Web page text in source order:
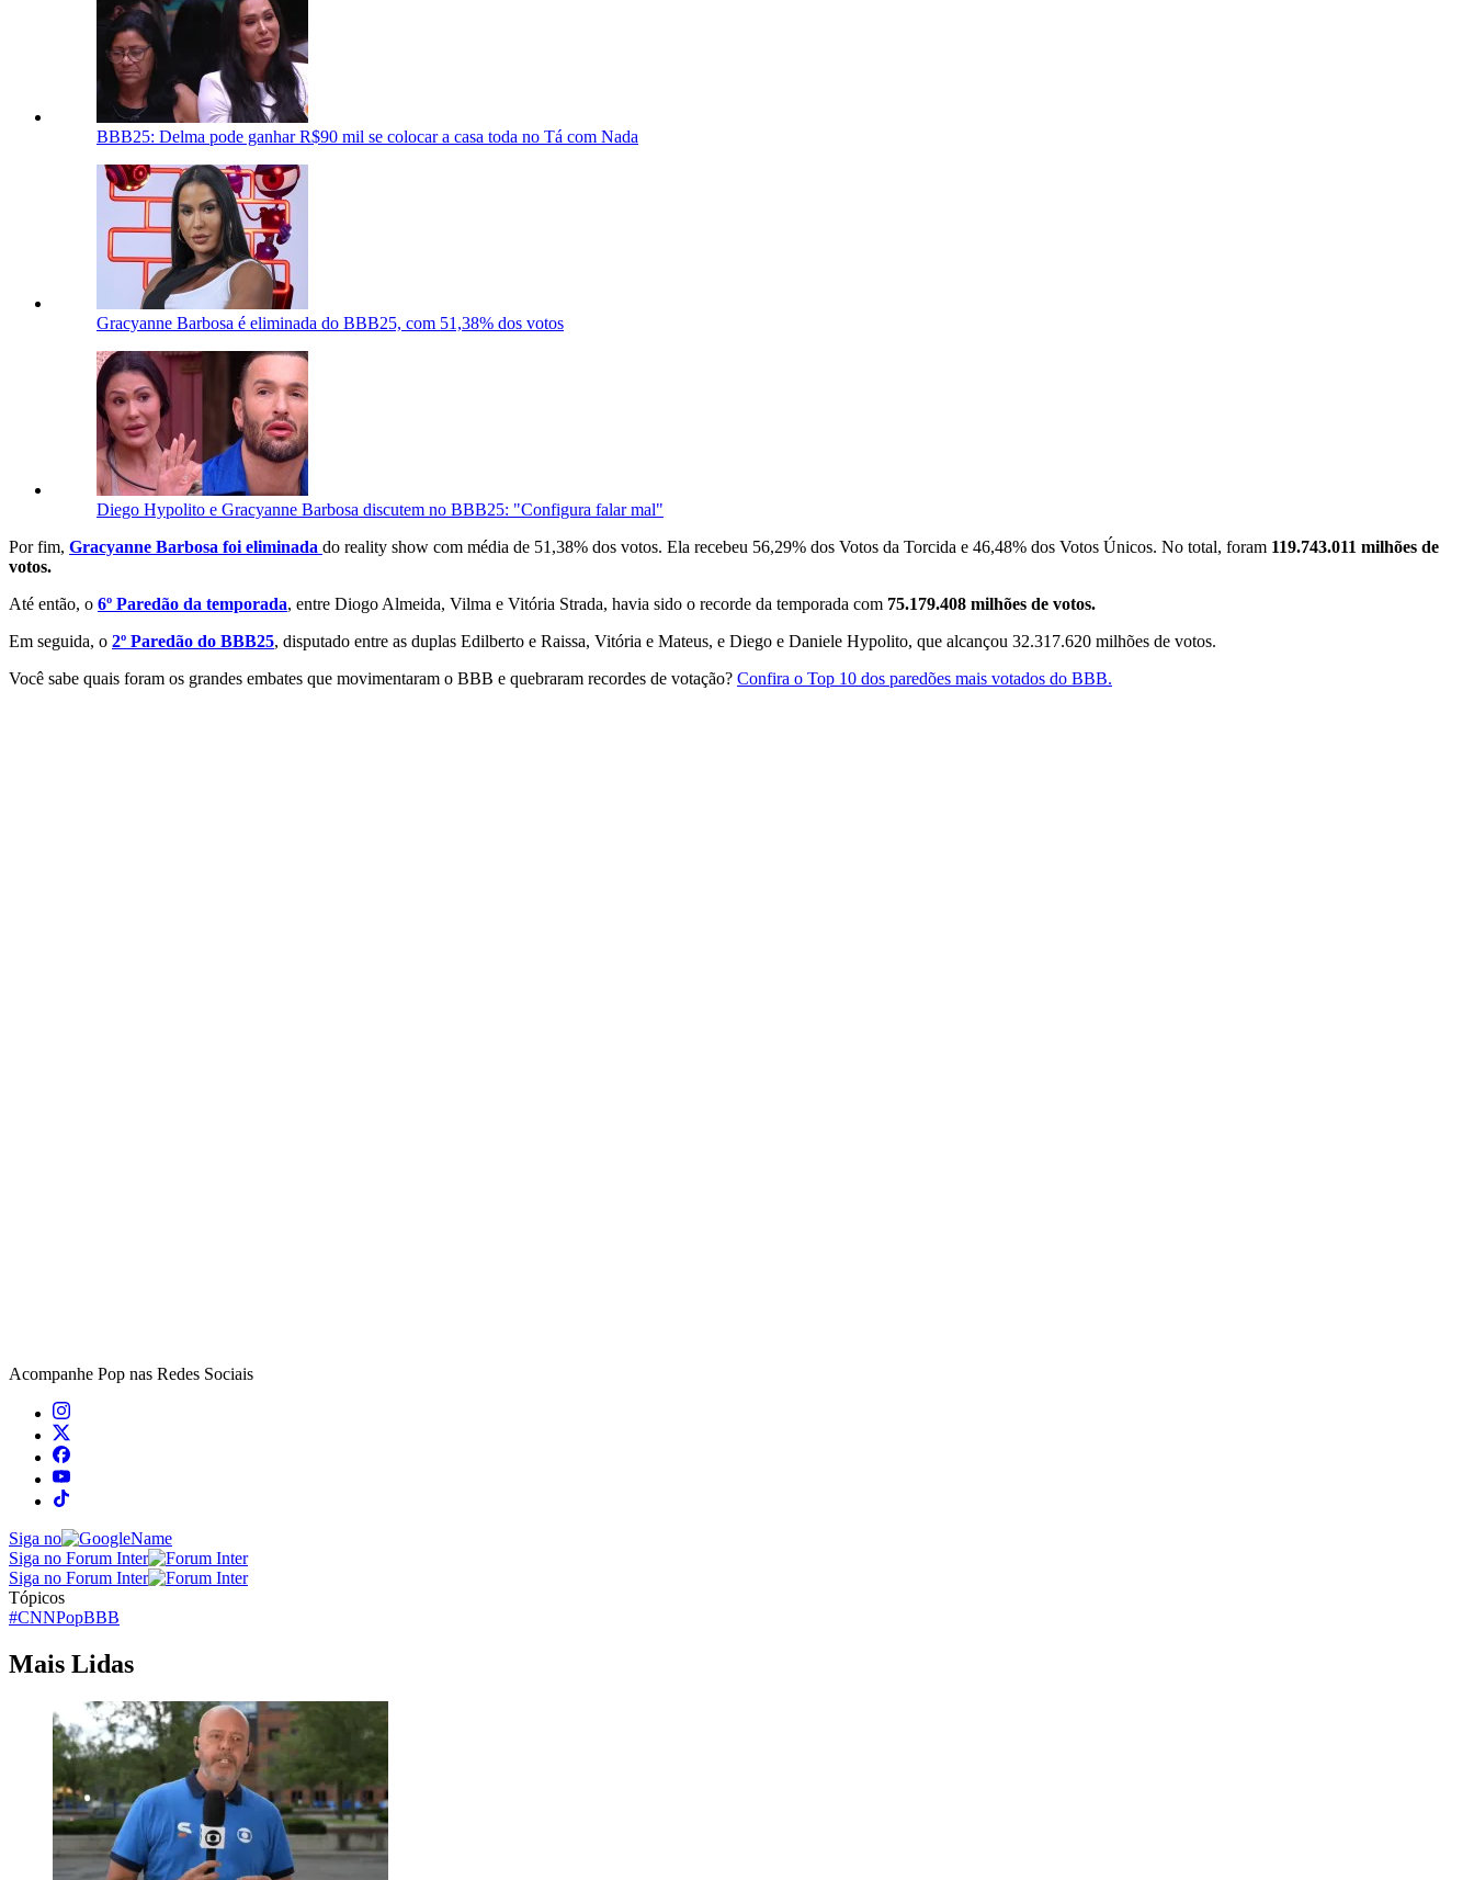
BBB25: Delma pode ganhar R$90 mil se colocar a casa toda no Tá com Nada
Gracyanne Barbosa é eliminada do BBB25, com 51,38% dos votos
Diego Hypolito e Gracyanne Barbosa discutem no BBB25: "Configura falar mal"
Por fim, Gracyanne Barbosa foi eliminada do reality show com média de 51,38% dos votos. Ela recebeu 56,29% dos Votos da Torcida e 46,48% dos Votos Únicos. No total, foram 119.743.011 milhões de
votos.
Até então, o 6º Paredão da temporada, entre Diogo Almeida, Vilma e Vitória Strada, havia sido o recorde da temporada com 75.179.408 milhões de votos.
Em seguida, o 2º Paredão do BBB25, disputado entre as duplas Edilberto e Raissa, Vitória e Mateus, e Diego e Daniele Hypolito, que alcançou 32.317.620 milhões de votos.
Você sabe quais foram os grandes embates que movimentaram o BBB e quebraram recordes de votação? Confira o Top 10 dos paredões mais votados do BBB.
Acompanhe Pop nas Redes Sociais
Siga no
Siga no Forum Inter
Siga no Forum Inter
Tópicos
#CNNPopBBB
Mais Lidas